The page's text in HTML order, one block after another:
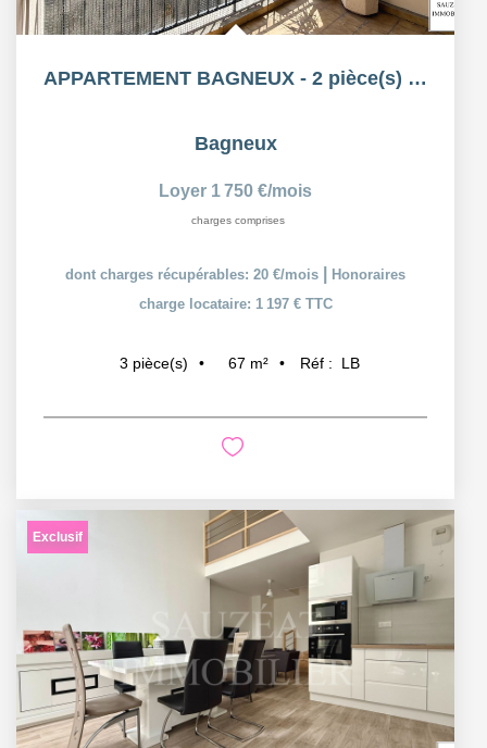
APPARTEMENT BAGNEUX - 2 pièce(s) - 66.55 m2 MEUBLÉ
Bagneux
Loyer 1 750 €/mois
charges comprises
dont charges récupérables: 20 €/mois
Honoraires
charge locataire: 1 197 € TTC
3 pièce(s) 67 m² Réf : LB
Exclusif